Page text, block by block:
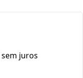
sem juros